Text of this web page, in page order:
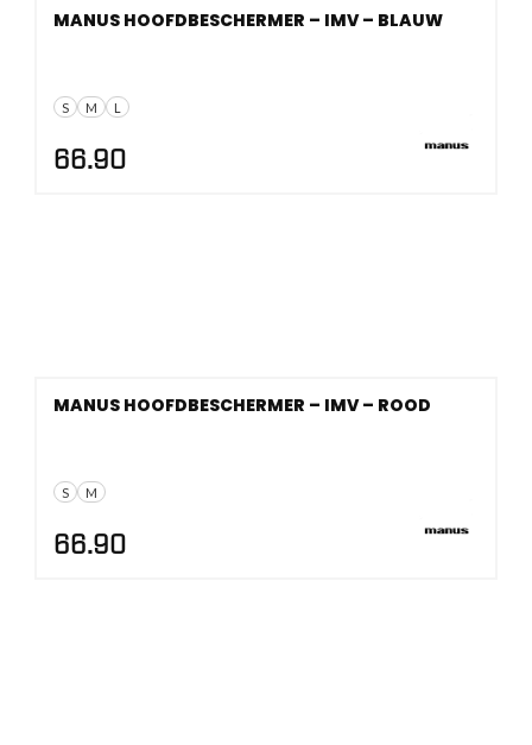
S M L
MANUS HOOFDBESCHERMER – IMV – BLAUW
66.90
S M
MANUS HOOFDBESCHERMER – IMV – ROOD
66.90